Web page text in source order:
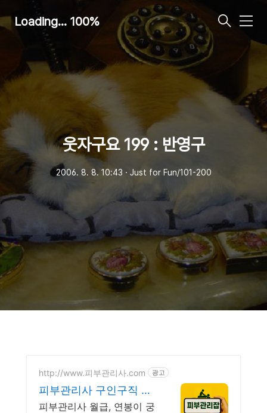
Loading... 100%
메
웃자구요 199 : 반영구
2006. 8. 8. 10:43 ㆍ Just for Fun/101-200
http://www.피부관리사.com 광고
피부관리사 구인구직 플
랫폼
피부관리사 월급, 연봉이 궁